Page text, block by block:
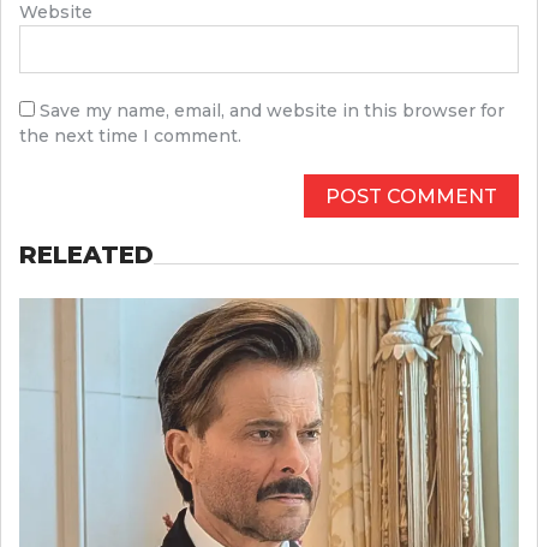
Website
Save my name, email, and website in this browser for
the next time I comment.
RELEATED